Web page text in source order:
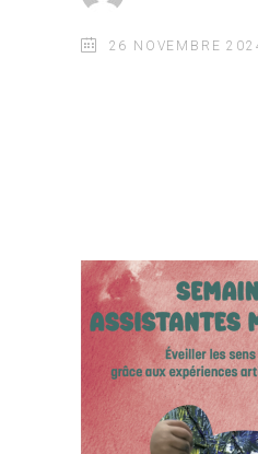
26 NOVEMBRE